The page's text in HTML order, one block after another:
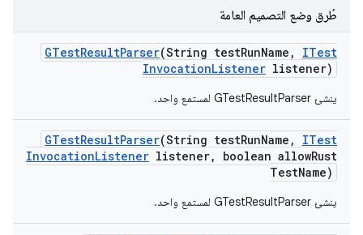
طُرق وضع التصميم العامة
GTestResultParser(String testRunName ,
ITest
InvocationListener listener)
ينشئ GTestResultParser لمستمع واحد.
GTestResultParser(String testRunName ,
ITest
InvocationListener listener, boolean allowRust
TestName)
ينشئ GTestResultParser لمستمع واحد.